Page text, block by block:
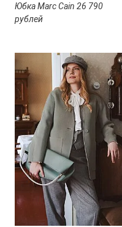
Юбка Marc Cain 26 790
рублей